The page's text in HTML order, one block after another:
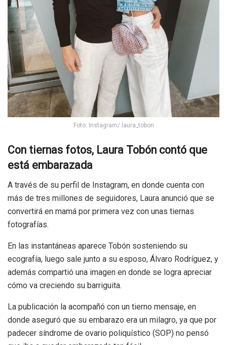
Foto: Instagram/ laura_tobon
Con tiernas fotos, Laura Tobón contó que
está embarazada
A través de su perfil de Instagram, en donde cuenta con
más de tres millones de seguidores, Laura anunció que se
convertirá en mamá por primera vez con unas tiernas
fotografías.
En las instantáneas aparece Tobón sosteniendo su
ecografía, luego sale junto a su esposo, Álvaro Rodríguez, y
además compartió una imagen en donde se logra apreciar
cómo va creciendo su barriguita.
La publicación la acompañó con un tierno mensaje, en
donde aseguró que su embarazo era un milagro, ya que por
padecer síndrome de ovario poliquístico (SOP) no pensó